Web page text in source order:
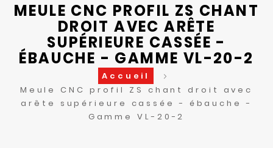
MEULE CNC PROFIL ZS CHANT
DROIT AVEC ARÊTE
SUPÉRIEURE CASSÉE -
ÉBAUCHE - GAMME VL-20-2
Accueil
Meule CNC profil ZS chant droit avec
arête supérieure cassée - ébauche -
Gamme VL-20-2